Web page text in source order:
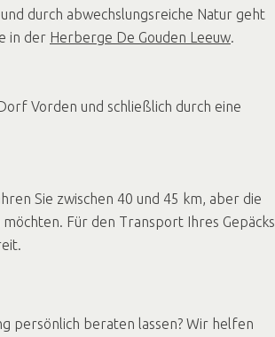
durch abwechslungsreiche Natur geht
in der Herberge De Gouden Leeuw.
Vorden und schließlich durch eine
Sie zwischen 40 und 45 km, aber die
Für den Transport Ihres Gepäcks
persönlich beraten lassen? Wir helfen